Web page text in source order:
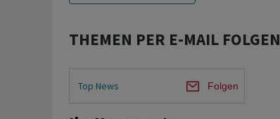
THEMEN PER E-MAIL FOLGEN
Top News Folgen